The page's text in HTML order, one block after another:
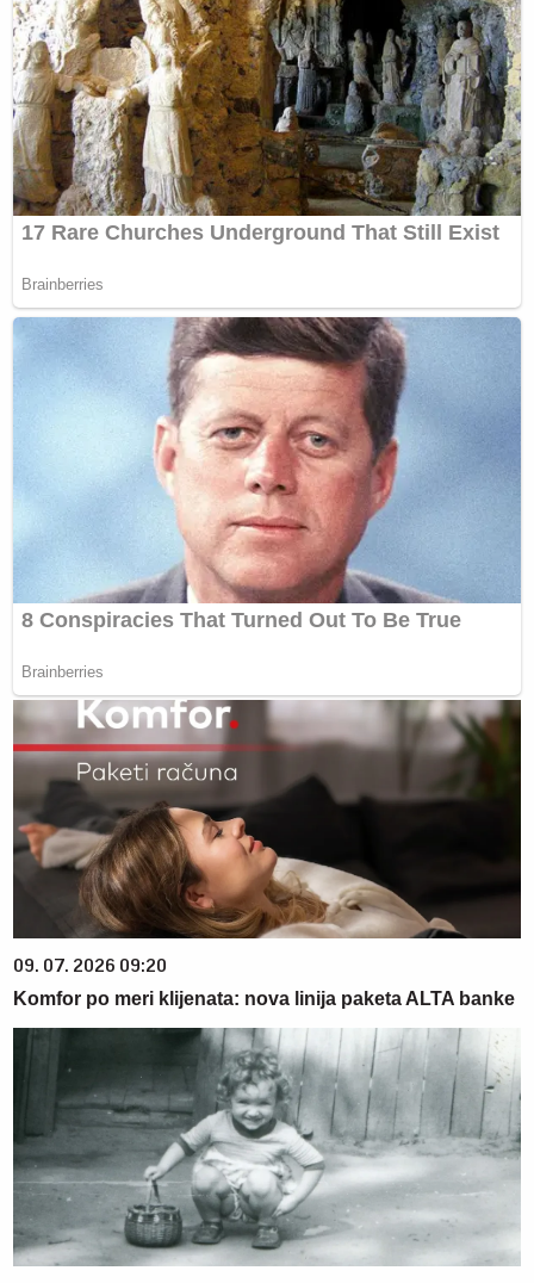
09. 07. 2026 09:20
Komfor po meri klijenata: nova linija paketa ALTA banke